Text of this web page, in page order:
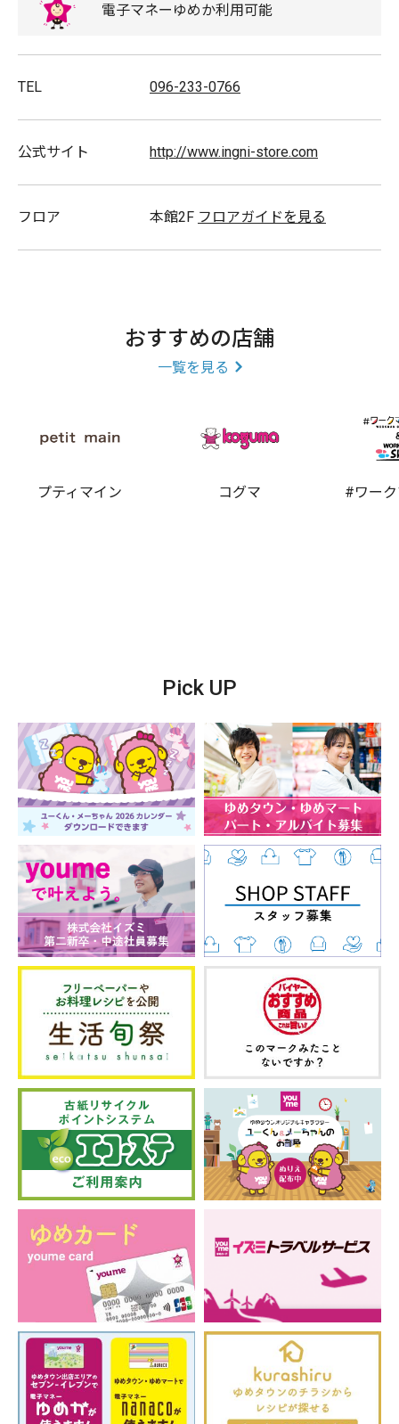
電子マネー ゆめか利用可能
TEL 096-233-0766
公式サイト http://www.ingni-store.com
フロア 本館2F フロアガイドを見る
おすすめの店舗
一覧を見る
プティマイン コグマ #ワー
Pick UP